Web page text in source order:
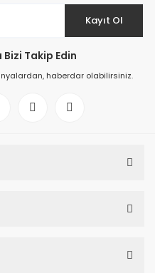
Kayıt Ol
Takip Edin
haberdar olabilirsiniz.